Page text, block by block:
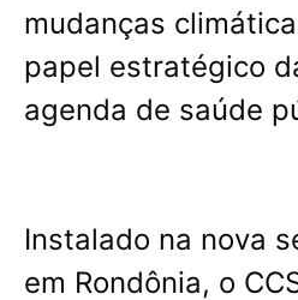
mudanças
papel estratégico
agenda de saúde
Instalado na nova
em Rondônia, o